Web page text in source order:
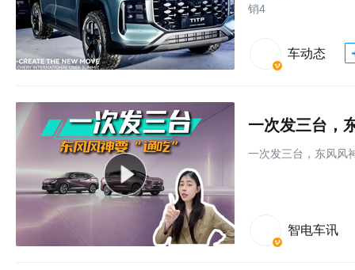
销4
车动态
一次发三台，
一次发三台，东风风
智电车讯